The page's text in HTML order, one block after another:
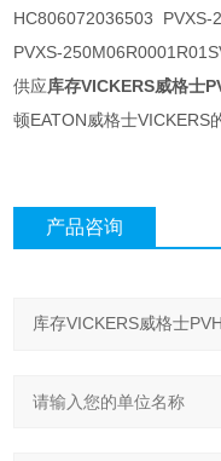
HC806072036503 PVXS-
PVXS-
供应库存VICKERS威格士
顿EATON威格士VICKERS
产品咨询